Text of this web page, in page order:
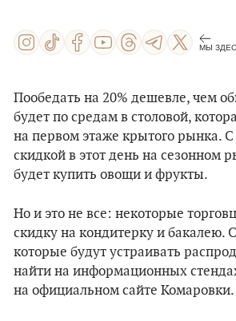
МЫ
Пообедать на 20% дешевле, чем
будет по средам в столовой,
на первом этаже крытого рынка. С
скидкой в этот день на сезонном
будет купить овощи и фрукты.
Но и это не все: некоторые
скидку на кондитерку и бакалею.
которые будут устраивать
найти на информационных
на официальном сайте Комаровки.